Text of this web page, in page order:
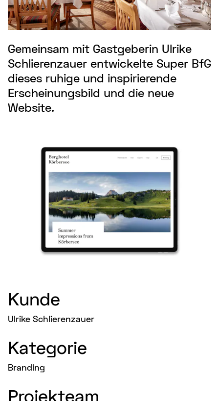
Gemeinsam mit Gastgeberin Ulrike
Schlierenzauer entwickelte Super BfG
dieses ruhige und inspirierende
Erscheinungsbild und die neue
Website.
Kunde
Ulrike Schlierenzauer
Kategorie
Branding